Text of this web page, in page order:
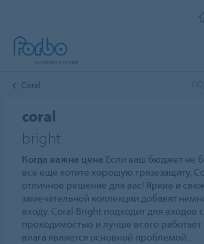
Coral
coral
bright
Когда важна цена Если ваш бюджет не
все еще хотите хорошую грязезащиту,
отличное решение для вас! Яркие и
замечательной коллекции добавят
входу. Coral Bright подходит для входов
проходимостью и лучше всего работает
влага является основной проблемой.